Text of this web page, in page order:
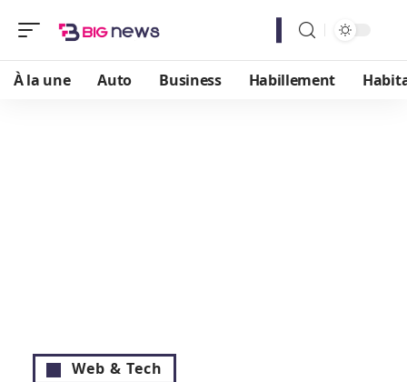
À la une Auto Business Habillement
Web & Tech